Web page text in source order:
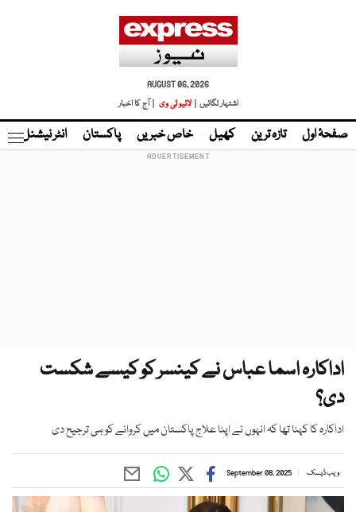
AUGUST 06, 2026
اشتہار لگائیں |
لائیو ٹی وی | آج کا اخبار
صفحۂ اول تازہ ترین کھیل خاص خبریں پاکستان انٹر نیشنل
اداکارہ اسما عباس نے کینسر کو کیسے شکست
دی؟
اداکارہ کا کہنا تھا کہ انہوں نے اپنا علاج پاکستان میں کروانے کو ہی ترجیح دی
ویب ڈیسک September 08, 2025